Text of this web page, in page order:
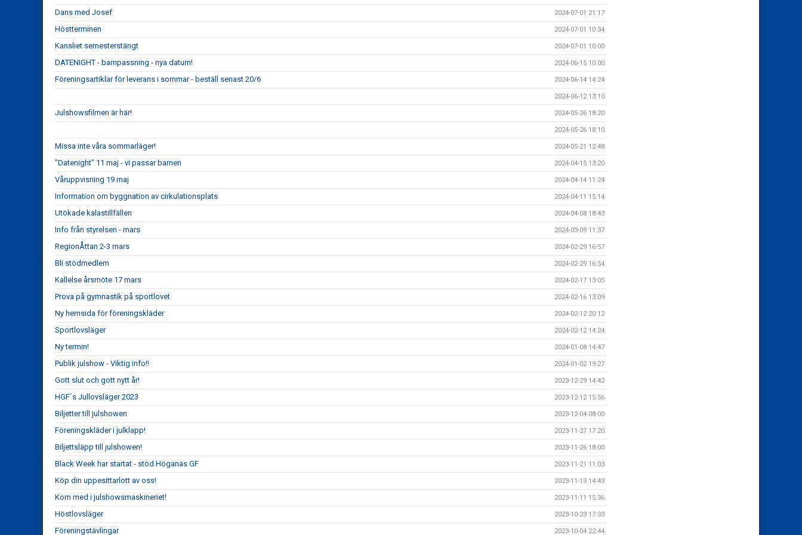
Dans med Josef 2024-07-01 21:17
Höstterminen 2024-07-01 10:34
Kansliet semesterstängt 2024-07-01 10:00
DATENIGHT - barnpassning - nya datum! 2024-06-15 10:00
Föreningsartiklar för leverans i sommar - beställ senast 20/6 2024-06-14 14:24
2024-06-12 13:10
Julshowsfilmen är här! 2024-05-26 18:20
2024-05-26 18:10
Missa inte våra sommarläger! 2024-05-21 12:48
"Datenight" 11 maj - vi passar barnen 2024-04-15 13:20
Våruppvisning 19 maj 2024-04-14 11:24
Information om byggnation av cirkulationsplats 2024-04-11 15:14
Utökade kalastillfällen 2024-04-08 18:43
Info från styrelsen - mars 2024-03-09 11:37
RegionÅttan 2-3 mars 2024-02-29 16:57
Bli stödmedlem 2024-02-29 16:54
Kallelse årsmöte 17 mars 2024-02-17 13:05
Prova på gymnastik på sportlovet 2024-02-16 13:09
Ny hemsida för föreningskläder 2024-02-12 20:12
Sportlovsläger 2024-02-12 14:24
Ny termin! 2024-01-08 14:47
Publik julshow - Viktig info!! 2024-01-02 19:27
Gott slut och gott nytt år! 2023-12-29 14:42
HGF´s Jullovsläger 2023 2023-12-12 15:56
Biljetter till julshowen 2023-12-04 08:00
Föreningskläder i julklapp! 2023-11-27 17:20
Biljettsläpp till julshowen! 2023-11-26 18:00
Black Week har startat - stöd Höganäs GF 2023-11-21 11:03
Köp din uppesittarlott av oss! 2023-11-13 14:43
Kom med i julshowsmaskineriet! 2023-11-11 15:36
Höstlovsläger 2023-10-23 17:33
Föreningstävlingar 2023-10-04 22:44